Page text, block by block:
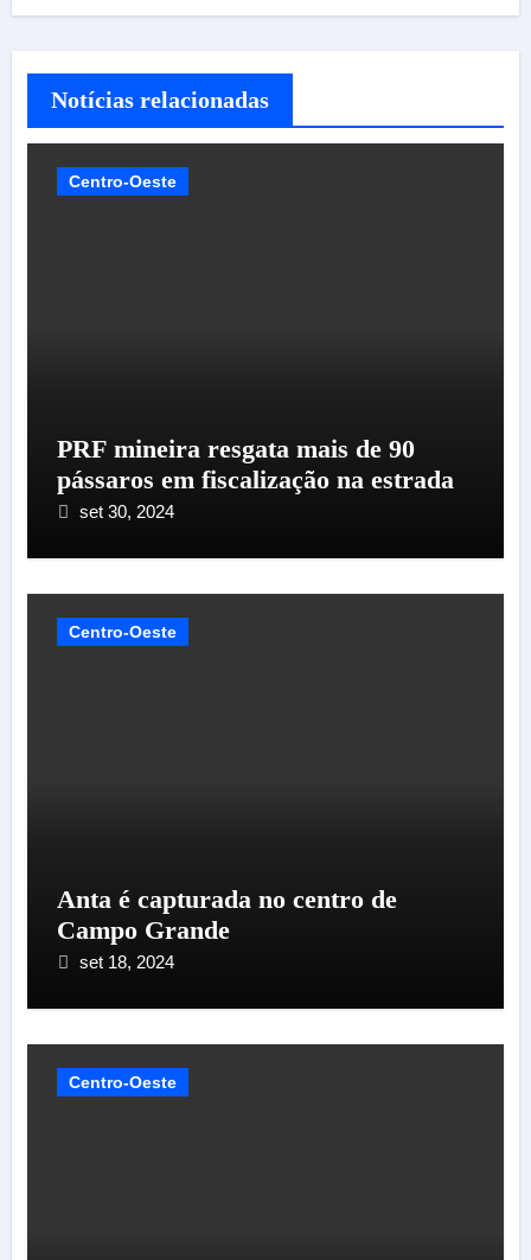
Notícias relacionadas
Centro-Oeste
PRF mineira resgata mais de 90
pássaros em fiscalização na estrada
set 30, 2024
Centro-Oeste
Anta é capturada no centro de
Campo Grande
set 18, 2024
Centro-Oeste